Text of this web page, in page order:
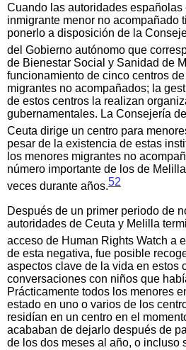
Cuando las autoridades españolas
inmigrante menor no acompañado
ponerlo a disposición de la
del Gobierno autónomo que
de Bienestar Social y Sanidad de
funcionamiento de cinco centros
migrantes no acompañados; la
de estos centros la realizan
gubernamentales. La Consejería
Ceuta dirige un centro para
pesar de la existencia de estas
los menores migrantes no
número importante de los de
veces durante años.52
Después de un primer periodo de
autoridades de Ceuta y Melilla
acceso de Human Rights Watch a
de esta negativa, fue posible
aspectos clave de la vida en estos
conversaciones con niños que
Prácticamente todos los menores
estado en uno o varios de los
residían en un centro en el
acababan de dejarlo después de
de los dos meses al año, o incluso